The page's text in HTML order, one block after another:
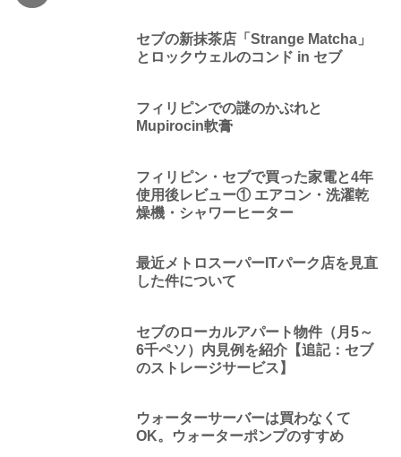
セブの新抹茶店「Strange Matcha」
とロックウェルのコンド in セブ
フィリピンでの謎のかぶれと
Mupirocin軟膏
フィリピン・セブで買った家電と4年
使用後レビュー① エアコン・洗濯乾
燥機・シャワーヒーター
最近メトロスーパーITパーク店を見直
した件について
セブのローカルアパート物件（月5～
6千ペソ）内見例を紹介【追記：セブ
のストレージサービス】
ウォーターサーバーは買わなくて
OK。ウォーターポンプのすすめ